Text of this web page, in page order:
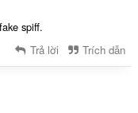
spiff.
Trả lời Trích dẫn